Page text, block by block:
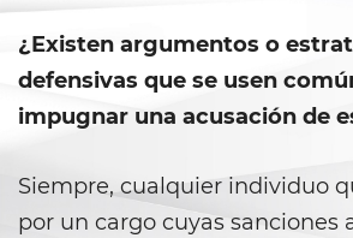
Shoplifting
Violent Crimes
Dissuading A Witness
¿Existen argumentos o
defensivas que se usen
impugnar una acusación de
Siempre, cualquier individuo
por un cargo cuyas sanciones